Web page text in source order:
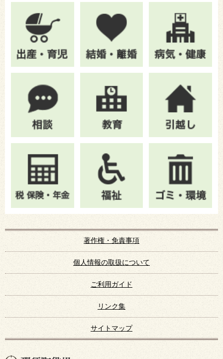
著作権・免責事項
個人情報の取扱について
ご利用ガイド
リンク集
サイトマップ